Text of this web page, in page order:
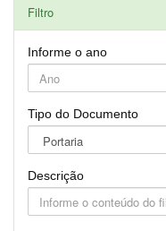
Filtro
Informe o ano
Tipo do Documento
Descrição